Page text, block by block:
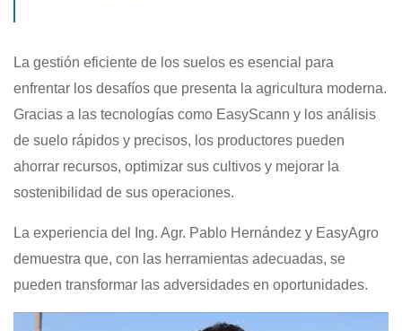
La gestión eficiente de los suelos es esencial para
enfrentar los desafíos que presenta la agricultura moderna.
Gracias a las tecnologías como EasyScann y los análisis
de suelo rápidos y precisos, los productores pueden
ahorrar recursos, optimizar sus cultivos y mejorar la
sostenibilidad de sus operaciones.
La experiencia del Ing. Agr. Pablo Hernández y EasyAgro
demuestra que, con las herramientas adecuadas, se
pueden transformar las adversidades en oportunidades.